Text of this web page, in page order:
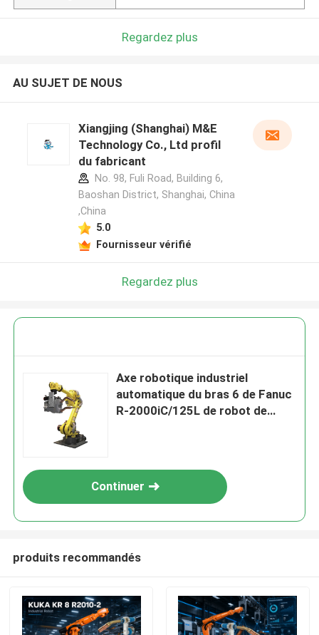
Regardez plus
AU SUJET DE NOUS
Xiangjing (Shanghai) M&E
Technology Co., Ltd profil
du fabricant
No. 98, Fuli Road, Building 6,
Baoshan District, Shanghai, China
,China
5.0
Fournisseur vérifié
Regardez plus
Axe robotique industriel
automatique du bras 6 de Fanuc
R-2000iC/125L de robot de
Continuer
produits recommandés